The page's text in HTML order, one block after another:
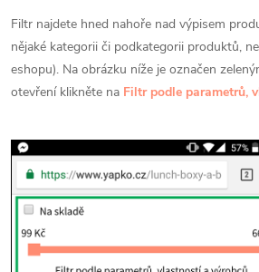
Filtr najdete hned nahoře nad výpisem
nějaké kategorii či podkategorii produktů,
eshopu). Na obrázku níže je označen
otevření klikněte na Filtr podle parametrů,